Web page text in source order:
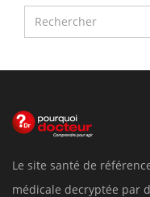
Le site santé de
médicale decryptée par